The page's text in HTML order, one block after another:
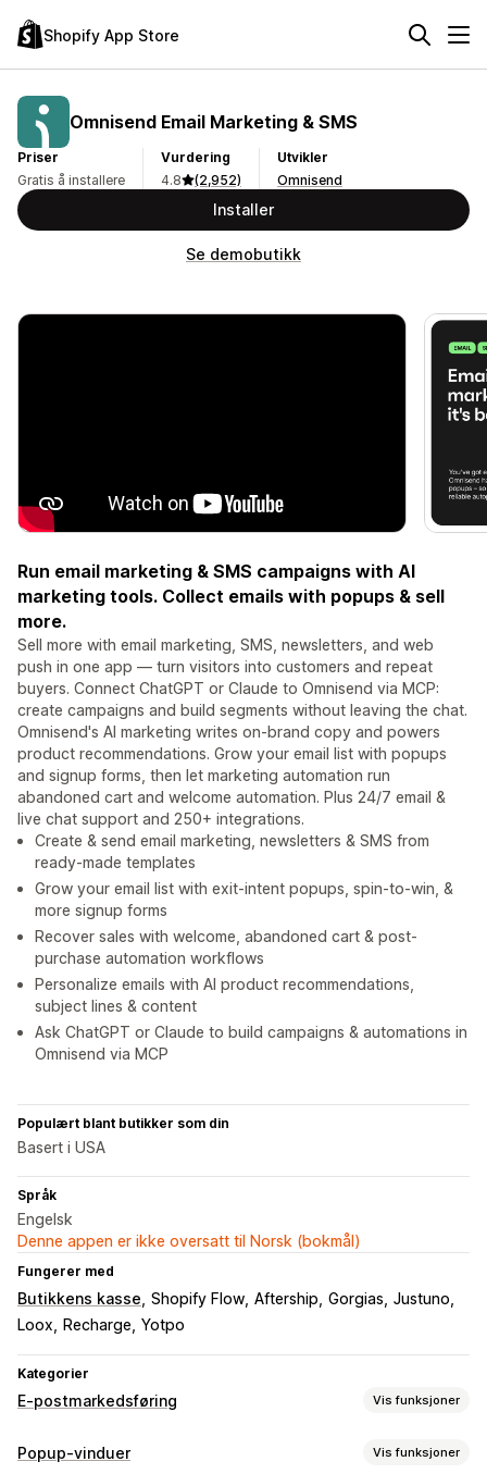
Shopify App Store
Omnisend Email Marketing & SMS
Priser
Gratis å installere
Vurdering
4.8
(2,952)
Utvikler
Omnisend
Installer
Se demobutikk
Run email marketing & SMS campaigns with AI
marketing tools. Collect emails with popups & sell
more.
Sell more with email marketing, SMS, newsletters, and web
push in one app — turn visitors into customers and repeat
buyers. Connect ChatGPT or Claude to Omnisend via MCP:
create campaigns and build segments without leaving the chat.
Omnisend's AI marketing writes on-brand copy and powers
product recommendations. Grow your email list with popups
and signup forms, then let marketing automation run
abandoned cart and welcome automation. Plus 24/7 email &
live chat support and 250+ integrations.
Create & send email marketing, newsletters & SMS from
ready-made templates
Grow your email list with exit-intent popups, spin-to-win, &
more signup forms
Recover sales with welcome, abandoned cart & post-
purchase automation workflows
Personalize emails with AI product recommendations,
subject lines & content
Ask ChatGPT or Claude to build campaigns & automations in
Omnisend via MCP
Populært blant butikker som din
Basert i USA
Språk
Engelsk
Denne appen er ikke oversatt til Norsk (bokmål)
Fungerer med
Butikkens kasse Shopify Flow Aftership Gorgias Justuno
Loox
Recharge Yotpo
Kategorier
E-postmarkedsføring Vis funksjoner
Kampanjetyper
Popup-vinduer Vis funksjoner